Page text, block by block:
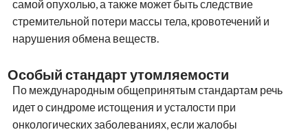
самой опухолью, а также может быть следствие
стремительной потери массы тела, кровотечений и
нарушения обмена веществ.
Особый стандарт утомляемости
По международным общепринятым стандартам речь
идет о синдроме истощения и усталости при
онкологических заболеваниях, если жалобы